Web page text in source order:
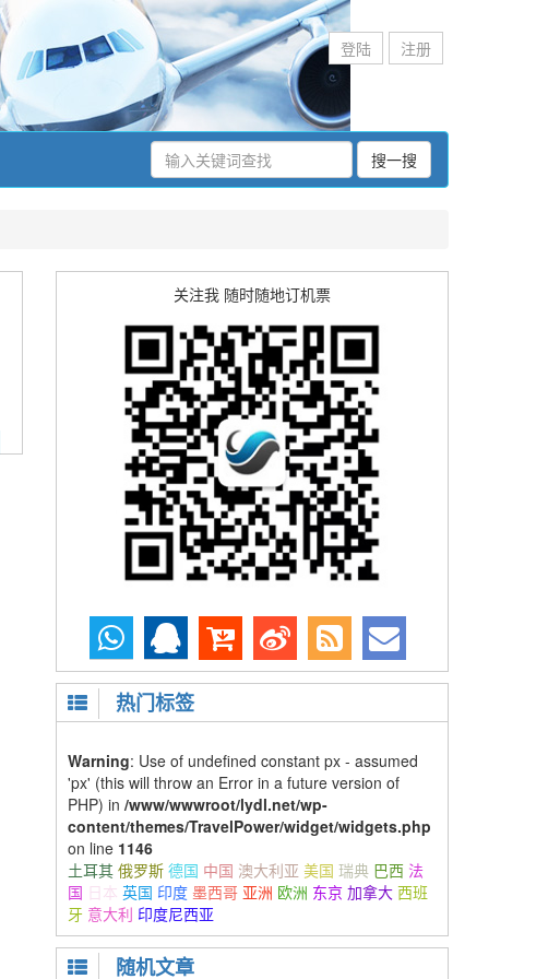
登陆 注册
搜一搜
关注我 随时随地订机票
热门标签
Warning: Use of undefined constant px - assumed
'px' (this will throw an Error in a future version of
PHP) in /www/wwwroot/lydl.net/wp-
content/themes/TravelPower/widget/widgets.php
on line 1146
土耳其 俄罗斯 德国 中国 澳大利亚 美国 瑞典 巴西 法
国 日本 英国 印度 墨西哥 亚洲 欧洲 东京 加拿大 西班
牙 意大利 印度尼西亚
随机文章